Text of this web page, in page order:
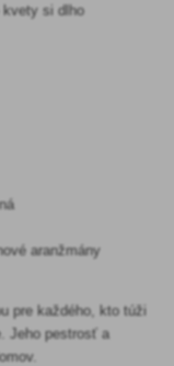
kvety si dlho
aranžmány
pre každého, kto túži
Jeho pestrosť a